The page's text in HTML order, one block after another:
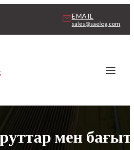
EMAIL
sales@saelog.com
мен